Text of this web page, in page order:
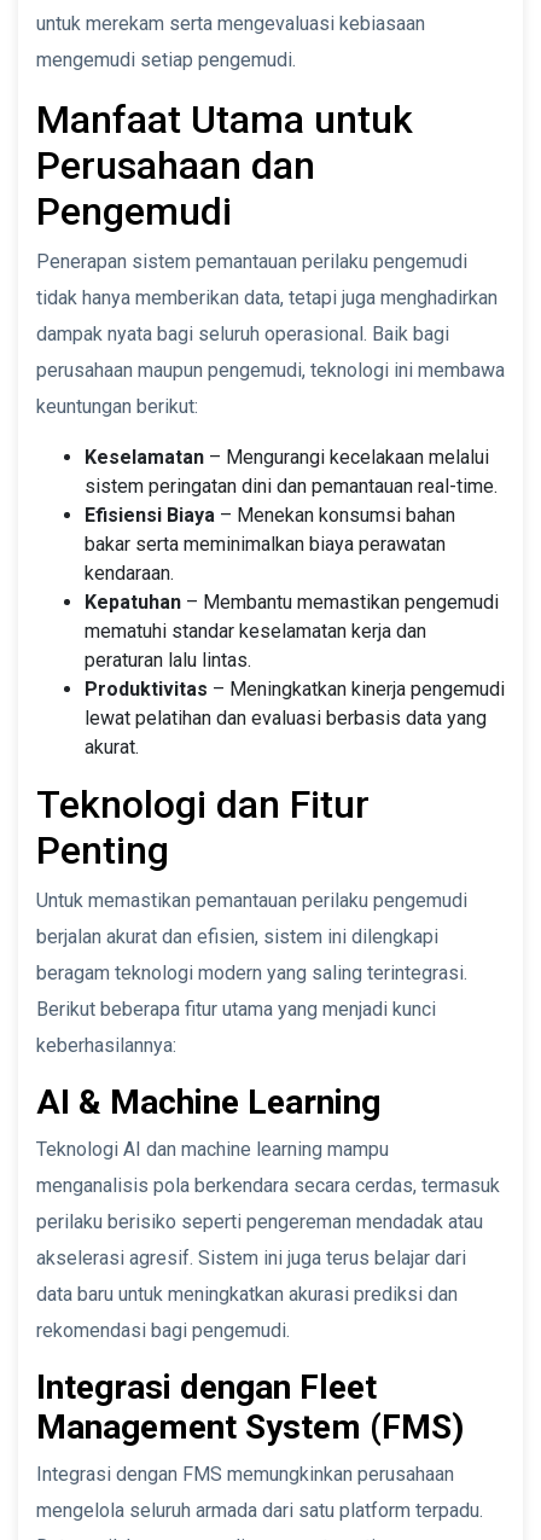
untuk merekam serta mengevaluasi kebiasaan
mengemudi setiap pengemudi.
Manfaat Utama untuk
Perusahaan dan
Pengemudi
Penerapan sistem pemantauan perilaku pengemudi
tidak hanya memberikan data, tetapi juga menghadirkan
dampak nyata bagi seluruh operasional. Baik bagi
perusahaan maupun pengemudi, teknologi ini membawa
keuntungan berikut:
Keselamatan – Mengurangi kecelakaan melalui
sistem peringatan dini dan pemantauan real-time.
Efisiensi Biaya – Menekan konsumsi bahan
bakar serta meminimalkan biaya perawatan
kendaraan.
Kepatuhan – Membantu memastikan pengemudi
mematuhi standar keselamatan kerja dan
peraturan lalu lintas.
Produktivitas – Meningkatkan kinerja pengemudi
lewat pelatihan dan evaluasi berbasis data yang
akurat.
Teknologi dan Fitur
Penting
Untuk memastikan pemantauan perilaku pengemudi
berjalan akurat dan efisien, sistem ini dilengkapi
beragam teknologi modern yang saling terintegrasi.
Berikut beberapa fitur utama yang menjadi kunci
keberhasilannya:
AI & Machine Learning
Teknologi AI dan machine learning mampu
menganalisis pola berkendara secara cerdas, termasuk
perilaku berisiko seperti pengereman mendadak atau
akselerasi agresif. Sistem ini juga terus belajar dari
data baru untuk meningkatkan akurasi prediksi dan
rekomendasi bagi pengemudi.
Integrasi dengan Fleet
Management System (FMS)
Integrasi dengan FMS memungkinkan perusahaan
mengelola seluruh armada dari satu platform terpadu.